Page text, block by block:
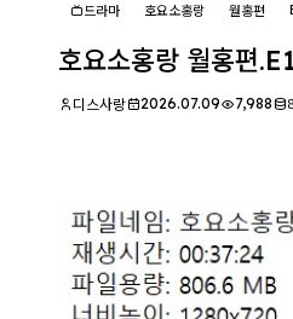
드라마 호요소홍랑 월홍편
호요소홍랑 월홍편
디스사랑 2026.07.09 7,988